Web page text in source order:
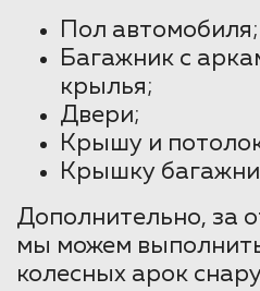
Пол автомобиля;
Багажник с
крылья;
Двери;
Крышу и
Крышку
Дополнительно, за
мы можем
колесных арок